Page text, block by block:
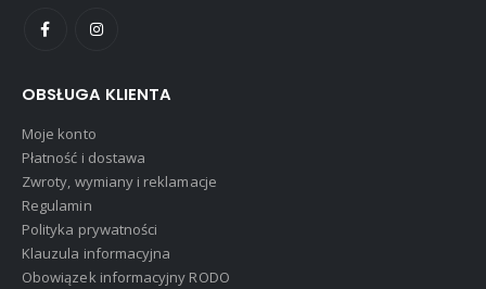
OBSŁUGA KLIENTA
Moje konto
Płatność i dostawa
Zwroty, wymiany i reklamacje
Regulamin
Polityka prywatności
Klauzula informacyjna
Obowiązek informacyjny RODO